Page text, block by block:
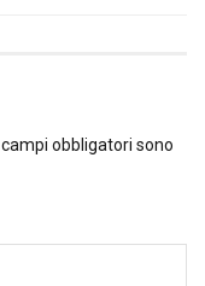
I campi obbligatori sono